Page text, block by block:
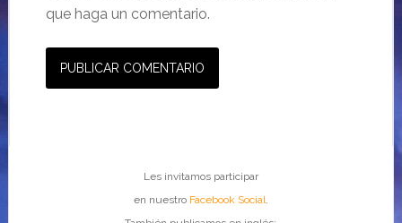
que haga un comentario.
Les invitamos participar
en nuestro Facebook Social.